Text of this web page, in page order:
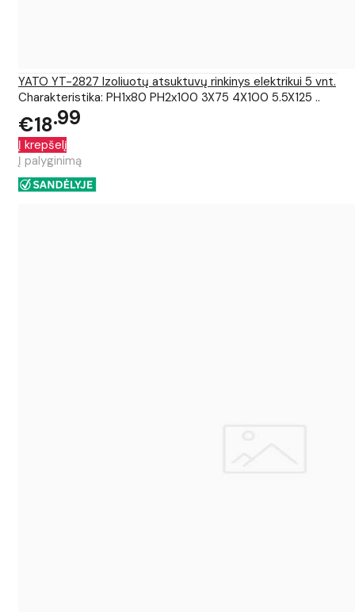
YATO YT-2827 Izoliuotų atsuktuvų rinkinys elektrikui 5 vnt.
Charakteristika: PH1x80 PH2x100 3X75 4X100 5.5X125 ..
€18 99
Į krepšelį
Į palyginimą